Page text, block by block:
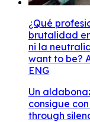
¿Qué
brutalidad
ni la
want to be?
ENG
Un
consigue
through